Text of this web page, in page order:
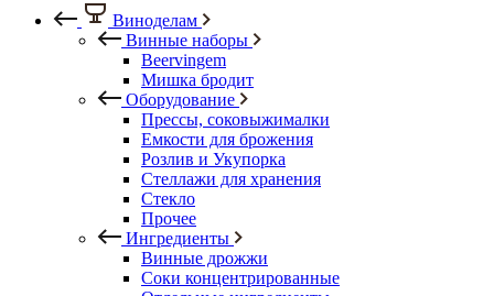
Виноделам
Винные наборы
Beervingem
Мишка бродит
Оборудование
Прессы, соковыжималки
Емкости для брожения
Розлив и Укупорка
Стеллажи для хранения
Стекло
Прочее
Ингредиенты
Винные дрожжи
Соки концентрированные